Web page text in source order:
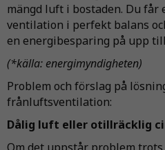
mängd luft i bostaden. Du
ventilation i perfekt balans
en energibesparing på upp
(*källa: energimyndigheten)
Problem och förslag på
frånluftsventilation:
Dålig luft eller otillräcklig